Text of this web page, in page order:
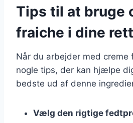
Tips til at bruge
fraiche i dine
Når du arbejder med creme
nogle tips, der kan hjælpe
bedste ud af denne
Vælg den rigtige